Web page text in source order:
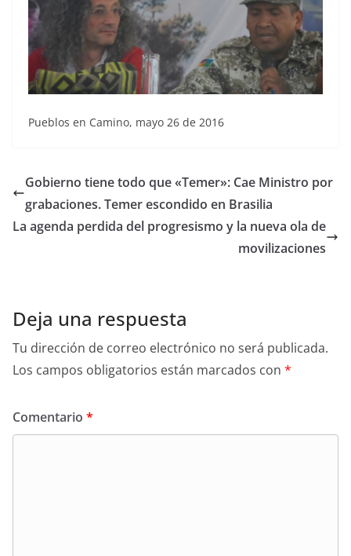
Pueblos en Camino, mayo 26 de 2016
Gobierno tiene todo que «Temer»: Cae Ministro por
grabaciones. Temer escondido en Brasilia
La agenda perdida del progresismo y la nueva ola de
movilizaciones
Deja una respuesta
Tu dirección de correo electrónico no será publicada.
Los campos obligatorios están marcados con *
Comentario *